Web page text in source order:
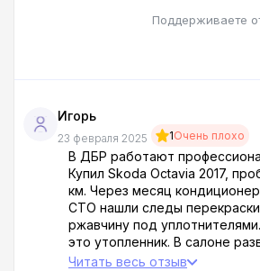
доставку платить?! Салон
Поддерживаете
Игорь
23 февраля 2025 1Очень плохо
В ДБР работают
Купил Skoda Octavia 2017,
км. Через месяц
СТО нашли следы перекраски
ржавчину под
это утопленник. В салоне
договор подписан,
Читать весь отзыв